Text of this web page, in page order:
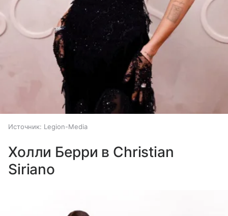
Источник: Legion-Media
Холли Берри в Christian
Siriano